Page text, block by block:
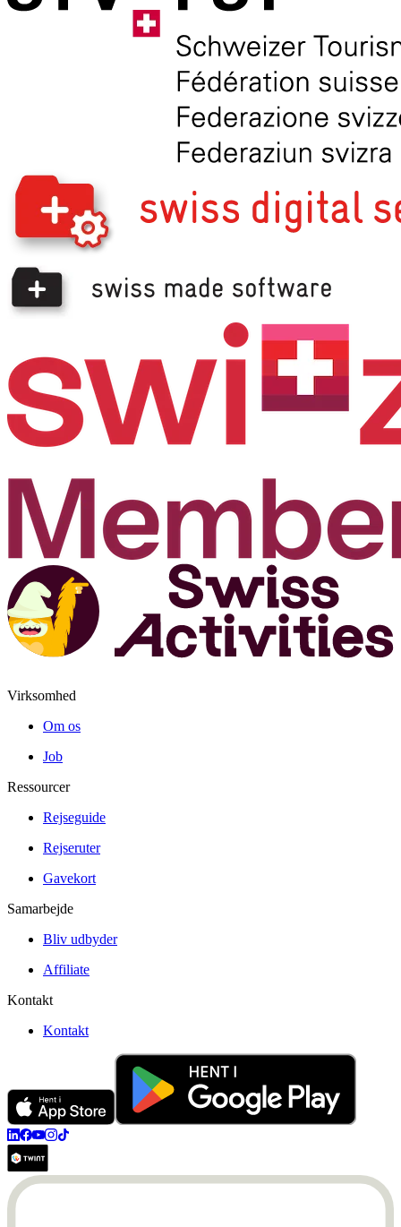
Virksomhed
Om os
Job
Ressourcer
Rejseguide
Rejseruter
Gavekort
Samarbejde
Bliv udbyder
Affiliate
Kontakt
Kontakt